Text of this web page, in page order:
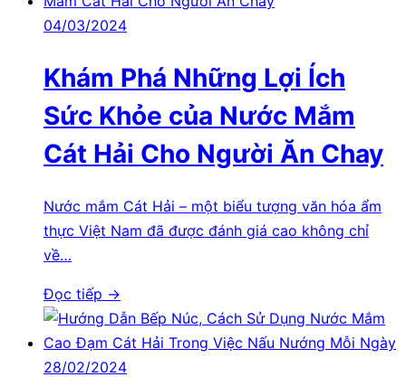
04/03/2024
Khám Phá Những Lợi Ích
Sức Khỏe của Nước Mắm
Cát Hải Cho Người Ăn Chay
Nước mắm Cát Hải – một biểu tượng văn hóa ẩm
thực Việt Nam đã được đánh giá cao không chỉ
về…
Đọc tiếp →
28/02/2024